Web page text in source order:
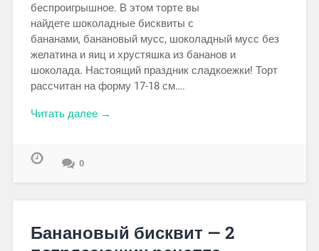
беспроигрышное. В этом торте вы
найдете шоколадные бисквиты с
бананами, банановый мусс, шоколадный мусс без
желатина и яиц и хрустяшка из бананов и
шоколада. Настоящий праздник сладкоежки! Торт
рассчитан на форму 17-18 см….
Читать далее →
0
Банановый бисквит — 2